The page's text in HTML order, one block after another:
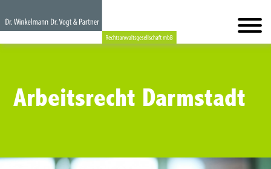
Arbeitsrecht Darmstadt